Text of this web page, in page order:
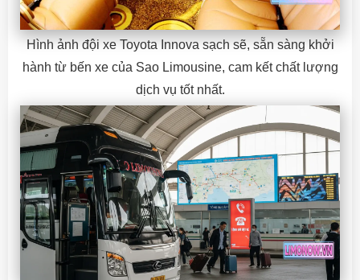
Hình ảnh đội xe Toyota Innova sạch sẽ, sẵn sàng khởi
hành từ bến xe của Sao Limousine, cam kết chất lượng
dịch vụ tốt nhất.